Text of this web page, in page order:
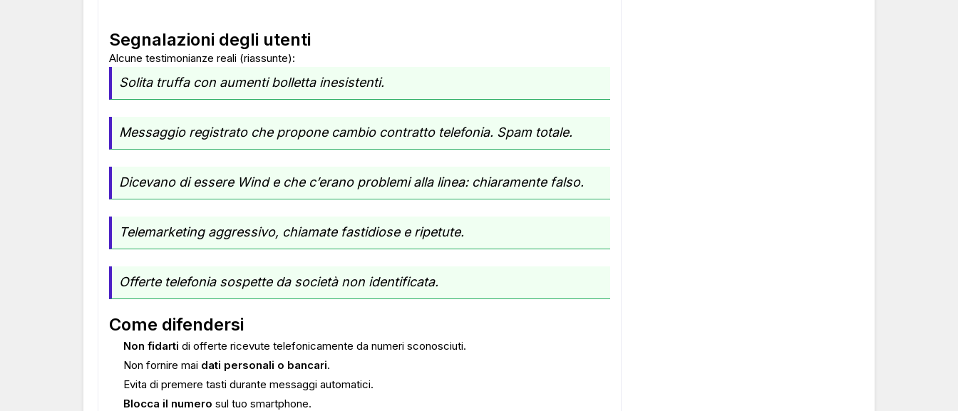
ADS
Segnalazioni degli utenti
Alcune testimonianze reali (riassunte):
Solita truffa con aumenti bolletta inesistenti.
Messaggio registrato che propone cambio contratto telefonia. Spam totale.
Dicevano di essere Wind e che c’erano problemi alla linea: chiaramente falso.
Telemarketing aggressivo, chiamate fastidiose e ripetute.
Offerte telefonia sospette da società non identificata.
Come difendersi
Non fidarti di offerte ricevute telefonicamente da numeri sconosciuti.
Non fornire mai dati personali o bancari.
Evita di premere tasti durante messaggi automatici.
Blocca il numero sul tuo smartphone.